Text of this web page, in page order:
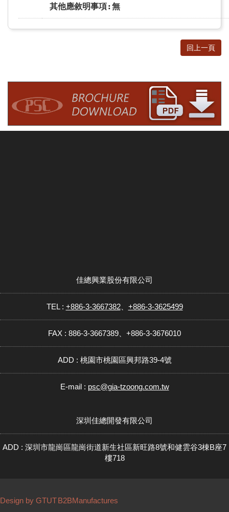
其他應敘明事項:無
回上一頁
佳總興業股份有限公司
TEL : +886-3-3667382、 +886-3-3625499
FAX : 886-3-3667389、+886-3-3676010
ADD : 桃園市桃園區興邦路39-4號
E-mail : psc@gia-tzoong.com.tw
深圳佳總開發有限公司
ADD : 深圳市龍崗區龍崗街道新生社區新旺路8號和健雲谷3棟B座7
樓718
Design by GTUTB2BManufactures